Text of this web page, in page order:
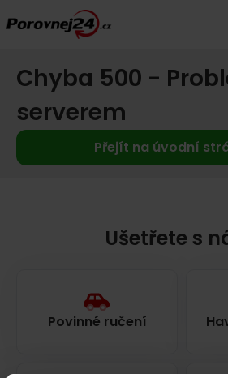
Chyba 500 -
serverem
Přejít na úvodní
Ušetřete s
Povinné ručení